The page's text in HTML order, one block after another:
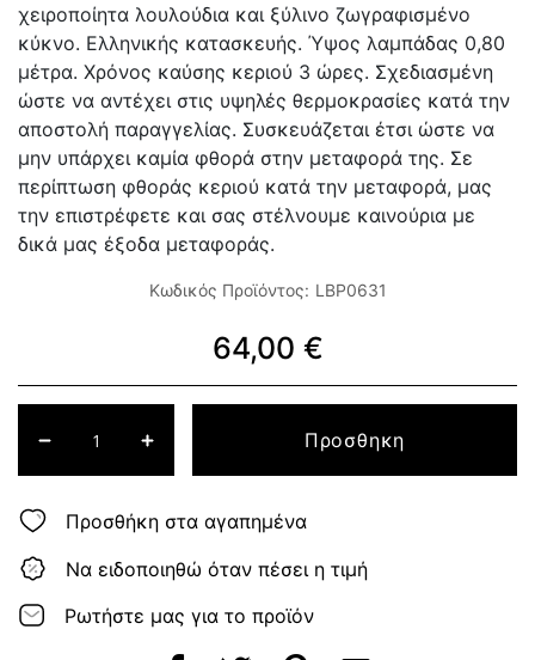
χειροποίητα λουλούδια και ξύλινο ζωγραφισμένο
κύκνο. Ελληνικής κατασκευής. Ύψος λαμπάδας 0,80
μέτρα. Χρόνος καύσης κεριού 3 ώρες. Σχεδιασμένη
ώστε να αντέχει στις υψηλές θερμοκρασίες κατά την
αποστολή παραγγελίας. Συσκευάζεται έτσι ώστε να
μην υπάρχει καμία φθορά στην μεταφορά της. Σε
περίπτωση φθοράς κεριού κατά την μεταφορά, μας
την επιστρέφετε και σας στέλνουμε καινούρια με
δικά μας έξοδα μεταφοράς.
Κωδικός Προϊόντος: LBP0631
64,00 €
Προσθηκη
Προσθήκη στα αγαπημένα
Να ειδοποιηθώ όταν πέσει η τιμή
Ρωτήστε μας για το προϊόν